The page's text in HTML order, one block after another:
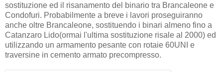
sostituzione ed il risanamento del binario tra Brancaleone e
Condofuri. Probabilmente a breve i lavori proseguiranno
anche oltre Brancaleone, sostituendo i binari almeno fino a
Catanzaro Lido(ormai l'ultima sostituzione risale al 2000) ed
utilizzando un armamento pesante con rotaie 60UNI e
traversine in cemento armato precompresso.